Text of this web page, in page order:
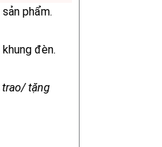
phẩm.
đèn.
tặng